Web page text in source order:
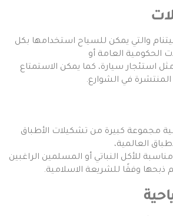
والتي يمكن للسياح استخدامها بكل
الحكومية العامة أو
استئجار سيارة، كما يمكن الاستمتاع
المنتشرة في الشوارع.
مجموعة كبيرة من تشكيلات الأطباق
العالمية،
للأكل النباتي أو المسلمين الراغبين
ذبحها وفقًا للشريعة الاسلامية.